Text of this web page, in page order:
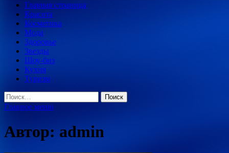
Главная страница
Красота
Косметика
Мода
Здоровье
Звезды
Шоу-биз
Кухня
Туризм
Найти:
Главное меню
Автор: admin